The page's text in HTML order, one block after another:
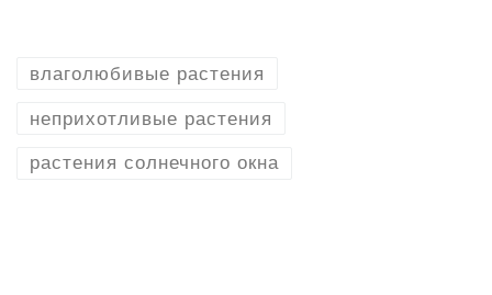
влаголюбивые растения
неприхотливые растения
растения солнечного окна